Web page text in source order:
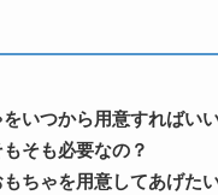
いつから用意すればい
そも必要なの？
もちゃを用意してあげた